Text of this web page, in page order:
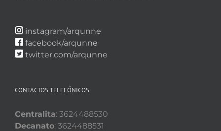
instagram/arqunne
facebook/arqunne
twitter.com/arqunne
CONTACTOS TELEFÓNICOS
Centralita: 3624488530
Decanato: 3624488531